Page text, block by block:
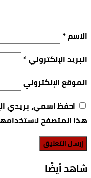
الاسم*
البريد الإلكتروني*
الموقع الإلكتروني
احفظ اسمي، بريدي
هذا المتصفح
‫شاهد أيضًا‬